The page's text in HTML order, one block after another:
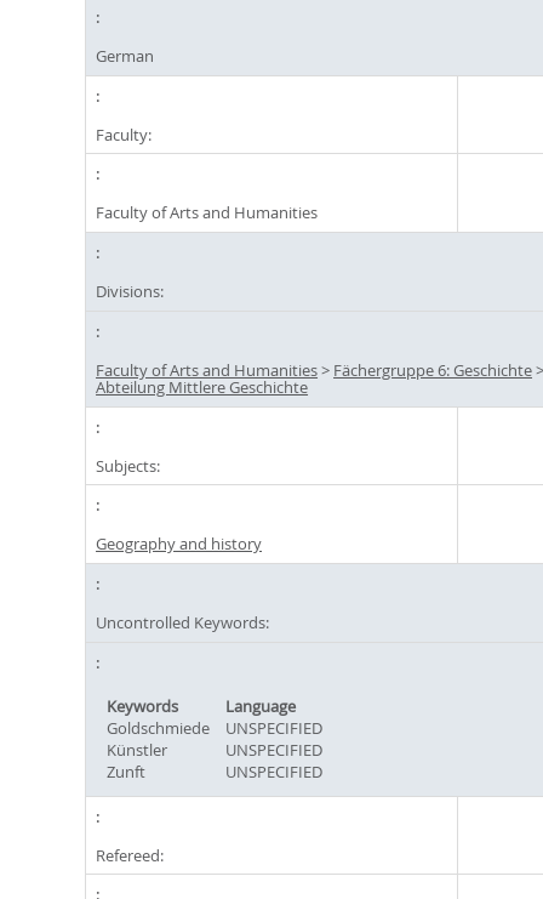
German
Faculty:
Faculty of Arts and Humanities
Divisions:
Faculty of Arts and Humanities> Fächergruppe 6: Geschichte
Abteilung Mittlere Geschichte
Subjects:
Geography and history
Uncontrolled Keywords:
Keywords
Language
Goldschmiede
UNSPECIFIED
Künstler
UNSPECIFIED
Zunft
UNSPECIFIED
Refereed: